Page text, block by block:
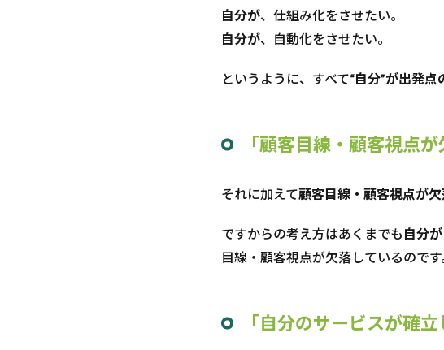
自分が、仕組み化をさせたい。
自分が、自動化をさせたい。
というように、すべて“自分”が出発点
「顧客目線・顧客視点が
それに加えて顧客目線・顧客視点が
ですからの考え方はあくまでも 自分
目線・顧客視点が欠落しているのです
「自分のサービスが確立